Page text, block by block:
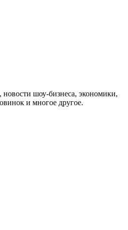
шоу-бизнеса, экономики,
и многое другое.